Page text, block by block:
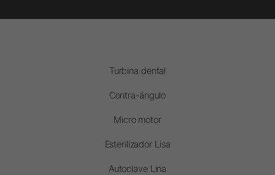
Turbina dental
Contra-ángulo
Micro motor
Esterilizador Lisa
Autoclave Lina